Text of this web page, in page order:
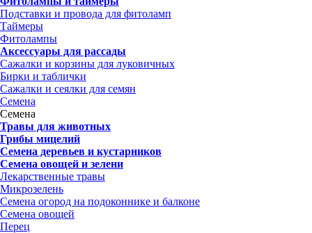
Подставки и провода для фитоламп
Таймеры
Фитолампы
Аксессуары для рассады
Сажалки и корзины для луковичных
Бирки и таблички
Сажалки и сеялки для семян
Семена
Семена
Травы для животных
Грибы мицелий
Семена деревьев и кустарников
Семена овощей и зелени
Лекарственные травы
Микрозелень
Семена огород на подоконнике и балконе
Семена овощей
Перец